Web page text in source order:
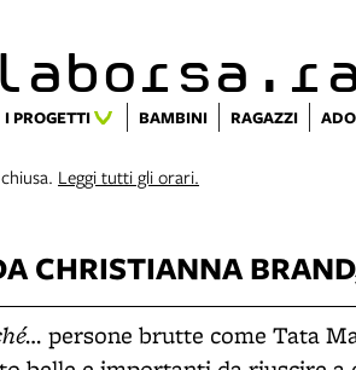
I PROGETTI BAMBINI RAGAZZI
Leggi tutti gli orari.
CHRISTIANNA
persone brutte come Tata